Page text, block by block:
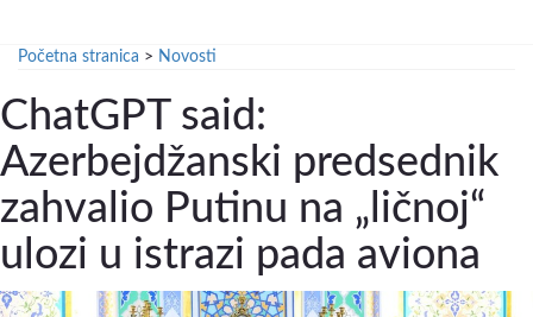
Početna stranica > Novosti
ChatGPT said:
Azerbejdžanski predsednik
zahvalio Putinu na „ličnoj“
ulozi u istrazi pada aviona